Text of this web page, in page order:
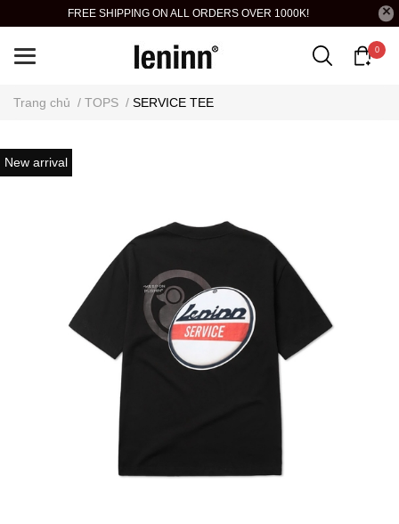
FREE SHIPPING ON ALL ORDERS OVER 1000K!
0
Trang chủ / TOPS / SERVICE TEE
New arrival